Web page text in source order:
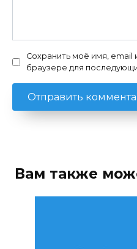
Сохранить моё имя, email
браузере для
Вам также